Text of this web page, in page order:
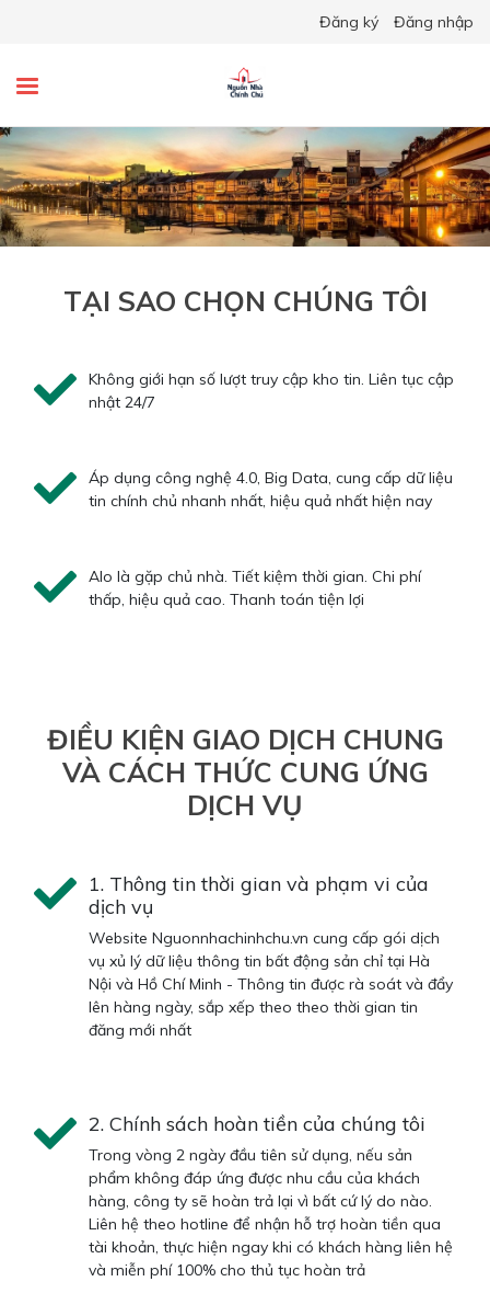
Đăng ký Đăng nhập
TẠI SAO CHỌN CHÚNG TÔI
Không giới hạn số lượt truy cập kho tin. Liên tục cập
nhật 24/7
Áp dụng công nghệ 4.0, Big Data, cung cấp dữ liệu
tin chính chủ nhanh nhất, hiệu quả nhất hiện nay
Alo là gặp chủ nhà. Tiết kiệm thời gian. Chi phí
thấp, hiệu quả cao. Thanh toán tiện lợi
ĐIỀU KIỆN GIAO DỊCH CHUNG
VÀ CÁCH THỨC CUNG ỨNG
DỊCH VỤ
1. Thông tin thời gian và phạm vi của
dịch vụ
Website Nguonnhachinhchu.vn cung cấp gói dịch
vụ xủ lý dữ liệu thông tin bất động sản chỉ tại Hà
Nội và Hồ Chí Minh - Thông tin được rà soát và đẩy
lên hàng ngày, sắp xếp theo theo thời gian tin
đăng mới nhất
2. Chính sách hoàn tiền của chúng tôi
Trong vòng 2 ngày đầu tiên sử dụng, nếu sản
phẩm không đáp ứng được nhu cầu của khách
hàng, công ty sẽ hoàn trả lại vì bất cứ lý do nào.
Liên hệ theo hotline để nhận hỗ trợ hoàn tiền qua
tài khoản, thực hiện ngay khi có khách hàng liên hệ
và miễn phí 100% cho thủ tục hoàn trả